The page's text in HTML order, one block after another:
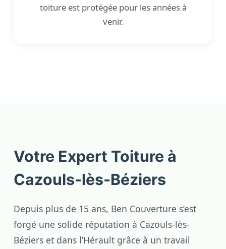
toiture est protégée pour les années à
venir.
Votre Expert Toiture à
Cazouls-lès-Béziers
Depuis plus de 15 ans, Ben Couverture s’est
forgé une solide réputation à Cazouls-lès-
Béziers et dans l’Hérault grâce à un travail